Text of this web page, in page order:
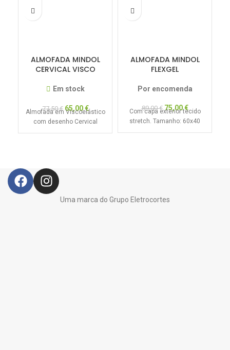
ALMOFADA MINDOL
CERVICAL VISCO
Em stock
77,50€ 65,00€
Almofada em Viscoelástico
com desenho Cervical
ALMOFADA MINDOL
FLEXGEL
Por encomenda
89,00€ 75,00€
Com capa exterior tecido
stretch. Tamanho: 60x40
Uma marca do Grupo Eletrocortes